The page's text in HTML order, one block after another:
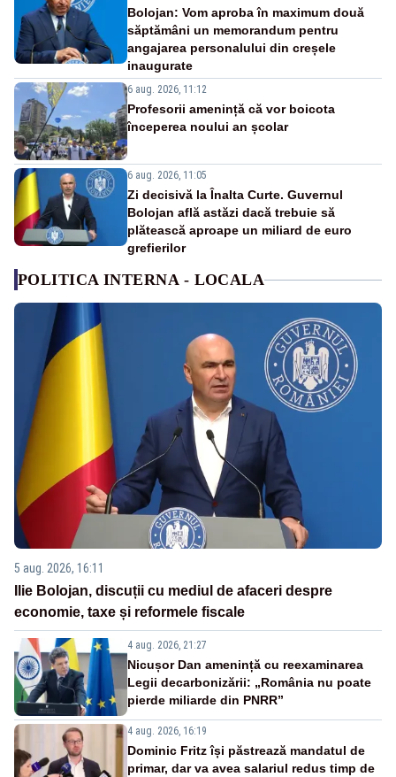
Bolojan: Vom aproba în maximum două
săptămâni un memorandum pentru
angajarea personalului din creșele
inaugurate
6 aug. 2026, 11:12
Profesorii amenință că vor boicota
începerea noului an școlar
6 aug. 2026, 11:05
Zi decisivă la Înalta Curte. Guvernul
Bolojan află astăzi dacă trebuie să
plătească aproape un miliard de euro
grefierilor
POLITICA INTERNA - LOCALA
5 aug. 2026, 16:11
Ilie Bolojan, discuții cu mediul de afaceri despre
economie, taxe și reformele fiscale
4 aug. 2026, 21:27
Nicușor Dan amenință cu reexaminarea
Legii decarbonizării: „România nu poate
pierde miliarde din PNRR”
4 aug. 2026, 16:19
Dominic Fritz își păstrează mandatul de
primar, dar va avea salariul redus timp de